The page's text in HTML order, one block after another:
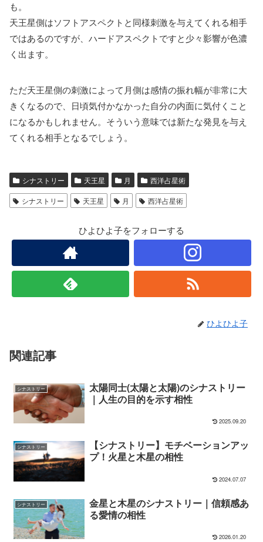
も。
天王星側はソフトアスペクトと同様刺激を与えてくれる相手
ではあるのですが、ハードアスペクトですと少々影響が色濃
く出ます。
ただ天王星側の刺激によって月側は感情の振れ幅が非常に大
きくなるので、日頃気付かなかった自分の内面に気付くこと
になるかもしれません。そういう意味では新たな発見を与え
てくれる相手となるでしょう。
シナストリー 天王星 月 西洋占星術
シナストリー 天王星 月 西洋占星術
ひよひよ子をフォローする
ひよひよ子
関連記事
シナストリー
太陽同士(太陽と太陽)のシナストリー
｜人生の目的を示す相性
2025.09.20
シナストリー
【シナストリー】モチベーションアッ
プ！火星と木星の相性
2024.07.07
シナストリー
金星と木星のシナストリー｜信頼感あ
る愛情の相性
2026.01.20